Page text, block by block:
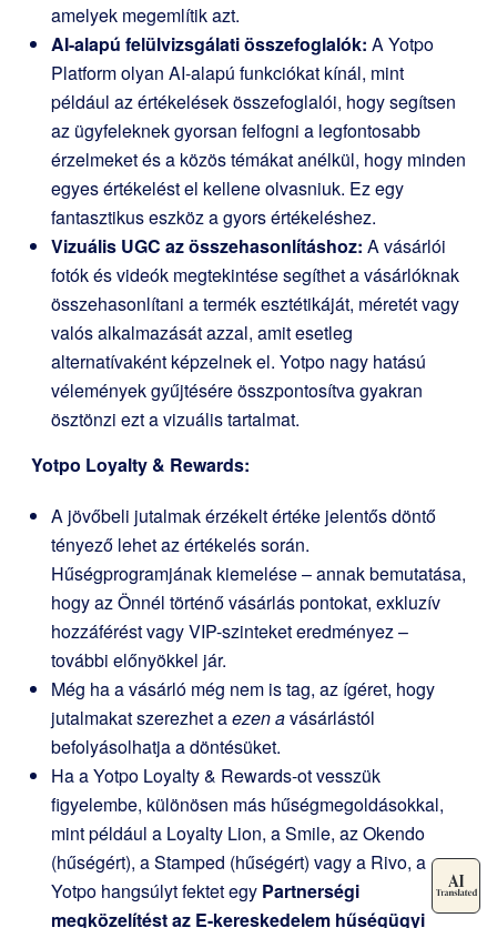
amelyek megemlítik azt.
AI-alapú felülvizsgálati összefoglalók: A Yotpo
Platform olyan AI-alapú funkciókat kínál, mint
például az értékelések összefoglalói, hogy segítsen
az ügyfeleknek gyorsan felfogni a legfontosabb
érzelmeket és a közös témákat anélkül, hogy minden
egyes értékelést el kellene olvasniuk. Ez egy
fantasztikus eszköz a gyors értékeléshez.
Vizuális UGC az összehasonlításhoz: A vásárlói
fotók és videók megtekintése segíthet a vásárlóknak
összehasonlítani a termék esztétikáját, méretét vagy
valós alkalmazását azzal, amit esetleg
alternatívaként képzelnek el. Yotpo nagy hatású
vélemények gyűjtésére összpontosítva gyakran
ösztönzi ezt a vizuális tartalmat.
Yotpo Loyalty & Rewards:
A jövőbeli jutalmak érzékelt értéke jelentős döntő
tényező lehet az értékelés során.
Hűségprogramjának kiemelése – annak bemutatása,
hogy az Önnél történő vásárlás pontokat, exkluzív
hozzáférést vagy VIP-szinteket eredményez –
további előnyökkel jár.
Még ha a vásárló még nem is tag, az ígéret, hogy
jutalmakat szerezhet aezen avásárlástól
befolyásolhatja a döntésüket.
Ha a Yotpo Loyalty & Rewards-ot vesszük
figyelembe, különösen más hűségmegoldásokkal,
mint például a Loyalty Lion, a Smile, az Okendo
(hűségért), a Stamped (hűségért) vagy a Rivo, a
Yotpo hangsúlyt fektet egy Partnerségi
megközelítést az E-kereskedelem hűségügyi